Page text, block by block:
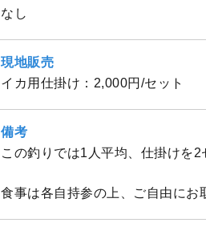
なし
現地販売
イカ用仕掛け：2,000円/セット
備考
この釣りでは1人平均、仕掛けを
食事は各自持参の上、ご自由にお